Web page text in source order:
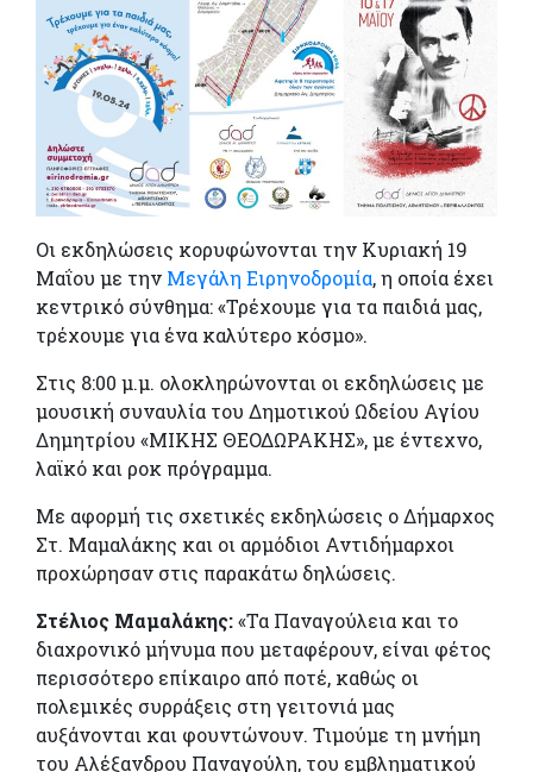
Οι εκδηλώσεις κορυφώνονται την Κυριακή 19
Μαΐου με την Μεγάλη Ειρηνοδρομία, η οποία έχει
κεντρικό σύνθημα: «Τρέχουμε για τα παιδιά μας,
τρέχουμε για ένα καλύτερο κόσμο».
Στις 8:00 μ.μ. ολοκληρώνονται οι εκδηλώσεις με
μουσική συναυλία του Δημοτικού Ωδείου Αγίου
Δημητρίου «ΜΙΚΗΣ ΘΕΟΔΩΡΑΚΗΣ», με έντεχνο,
λαϊκό και ροκ πρόγραμμα.
Με αφορμή τις σχετικές εκδηλώσεις ο Δήμαρχος
Στ. Μαμαλάκης και οι αρμόδιοι Αντιδήμαρχοι
προχώρησαν στις παρακάτω δηλώσεις.
Στέλιος Μαμαλάκης:«Τα Παναγούλεια και το
διαχρονικό μήνυμα που μεταφέρουν, είναι φέτος
περισσότερο επίκαιρο από ποτέ, καθώς οι
πολεμικές συρράξεις στη γειτονιά μας
αυξάνονται και φουντώνουν. Τιμούμε τη μνήμη
του Αλέξανδρου Παναγούλη, του εμβληματικού